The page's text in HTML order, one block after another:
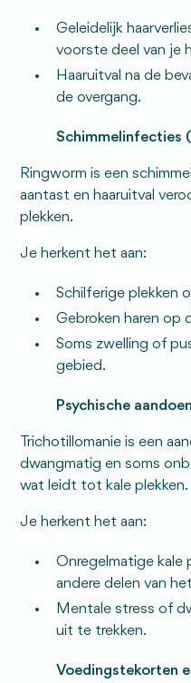
Geleidelijk
voorste deel van je
Haaruitval na de
de overgang.
Schimmelinfecties
Ringworm is een
aantast en haaruitval
plekken.
Je herkent het aan:
Schilferige plekken
Gebroken haren op
Soms zwelling of
gebied.
Psychische
Trichotillomanie is een
dwangmatig en soms
wat leidt tot kale plekken.
Je herkent het aan:
Onregelmatige
andere delen van
Mentale stress of
uit te trekken.
Voedingstekorten